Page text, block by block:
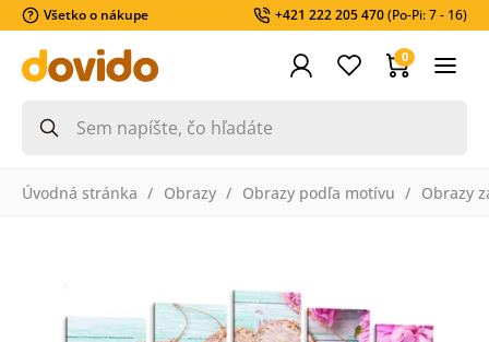
Všetko o nákupe +421 222 205 470(Po-Pi: 7 - 16)
0
Úvodná stránka Obrazy Obrazy podľa motívu Obrazy